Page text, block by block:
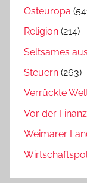
Osteuropa
Religion (214)
Seltsames
Steuern (263)
Verrückte
Vor der
Weimarer